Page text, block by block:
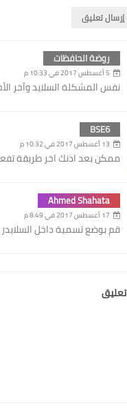
إرسال تعليق
روضة الحافظات
5 أغسطس 2017 في 10:33 م
نفس المشكلة السلايد وآخر
BSE6
13 أغسطس 2017 في 10:32 م
ممكن بعد اذنك اخر طريقة
Ahmed Shahata
17 أغسطس 2017 في 8:49 م
قم بوضع تسمية داخل السلايدر